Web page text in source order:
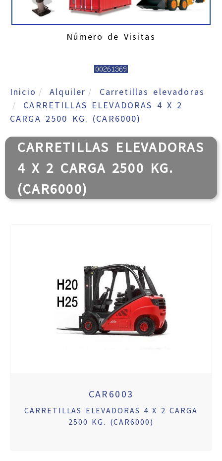
Número de Visitas
Inicio Alquiler
Carretillas elevadoras
CARRETILLAS ELEVADORAS 4 X 2
CARGA 2500 KG. (CAR6000)
CARRETILLAS ELEVADORAS
4 X 2 CARGA 2500 KG.
(CAR6000)
CAR6003
CARRETILLAS ELEVADORAS 4 X 2 CARGA
2500 KG. (CAR6000)